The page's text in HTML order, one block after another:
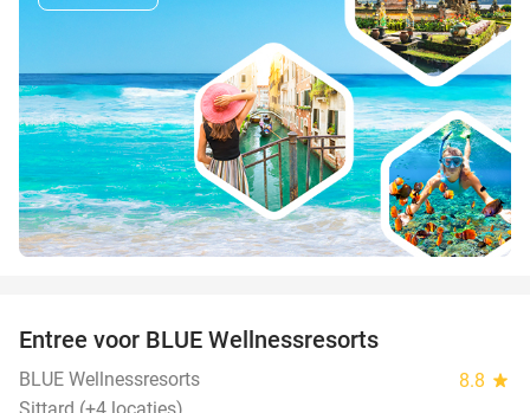
Entree voor BLUE Wellnessresorts
BLUE Wellnessresorts 8.8 star